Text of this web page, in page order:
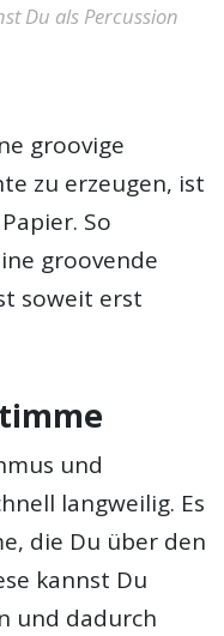
Du als Percussion
groovige
zu erzeugen, ist
So
groovende
soweit erst
und
langweilig. Es
die Du über den
kannst Du
und dadurch